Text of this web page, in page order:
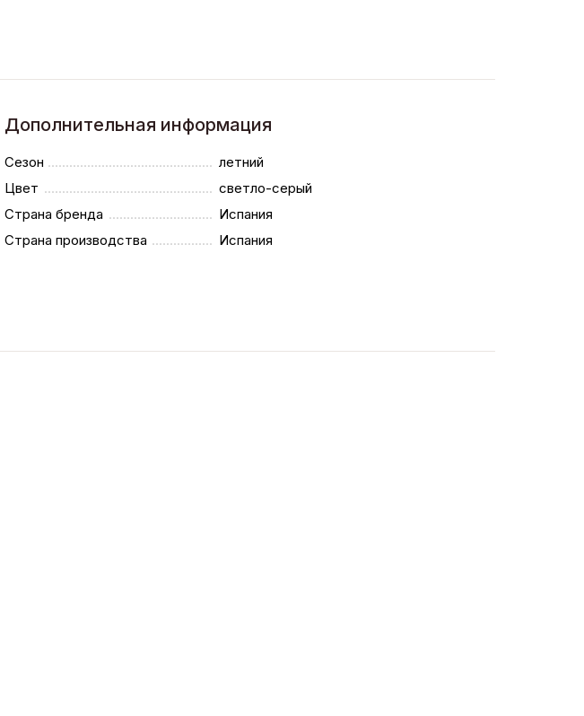
Дополнительная информация
Сезон
летний
Цвет
светло-серый
Страна бренда
Испания
Страна производства
Испания